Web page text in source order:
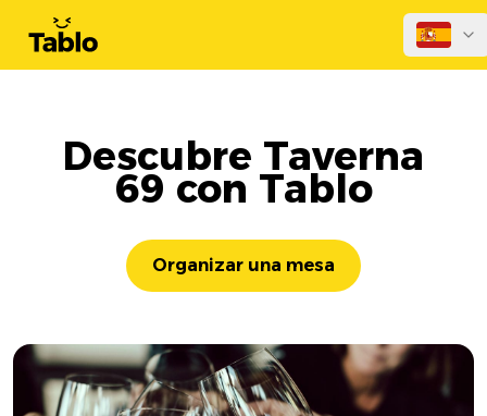
Descubre Taverna
69 con Tablo
Organizar una mesa